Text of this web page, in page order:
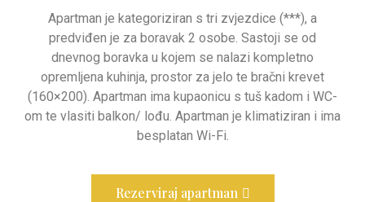
Apartman je kategoriziran s tri zvjezdice (***), a
predviđen je za boravak 2 osobe. Sastoji se od
dnevnog boravka u kojem se nalazi kompletno
opremljena kuhinja, prostor za jelo te bračni krevet
(160×200). Apartman ima kupaonicu s tuš kadom i WC-
om te vlasiti balkon/ lođu. Apartman je klimatiziran i ima
besplatan Wi-Fi.
Rezerviraj apartman